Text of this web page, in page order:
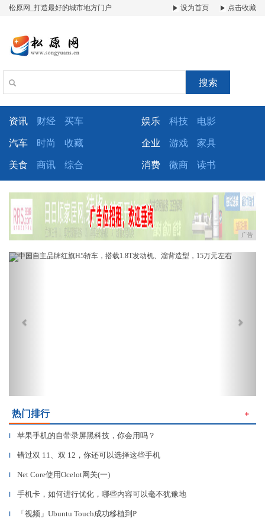
松原网_打造最好的城市地方门户 设为首页 点击收藏
搜索
资讯 财经 买车 娱乐 科技 电影
汽车 时尚 收藏 企业 游戏 家具
美食 商讯 综合 消费 微商 读书
广告
Previous
热门排行 ＋
▎ 苹果手机的自带录屏黑科技，你会用吗？
▎ 错过双 11、双 12，你还可以选择这些手机
▎ Net Core使用Ocelot网关(一)
▎ 手机卡，如何进行优化，哪些内容可以毫不犹豫地
▎ 「视频」Ubuntu Touch成功移植到P